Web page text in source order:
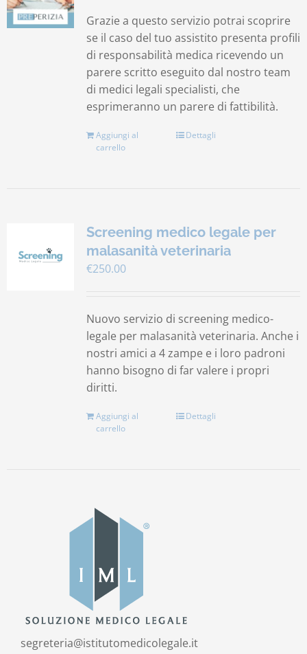
Grazie a questo servizio potrai scoprire
se il caso del tuo assistito presenta profili
di responsabilità medica ricevendo un
parere scritto eseguito dal nostro team
di medici legali specialisti, che
esprimeranno un parere di fattibilità.
Aggiungi al
carrello
Dettagli
Screening medico legale per
malasanità veterinaria
€250.00
Nuovo servizio di screening medico-
legale per malasanità veterinaria. Anche i
nostri amici a 4 zampe e i loro padroni
hanno bisogno di far valere i propri
diritti.
Aggiungi al
carrello
Dettagli
segreteria@istitutomedicolegale.it